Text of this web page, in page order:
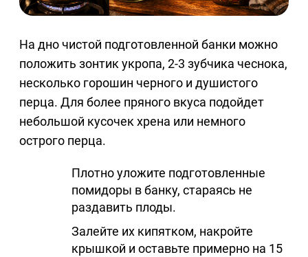
На дно чистой подготовленной банки можно
положить зонтик укропа, 2-3 зубчика чеснока,
несколько горошин черного и душистого
перца. Для более пряного вкуса подойдет
небольшой кусочек хрена или немного
острого перца.
Плотно уложите подготовленные
помидоры в банку, стараясь не
раздавить плоды.
Залейте их кипятком, накройте
крышкой и оставьте примерно на 15